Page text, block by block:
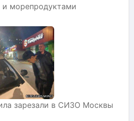
морепродуктами
зарезали в СИЗО Москвы